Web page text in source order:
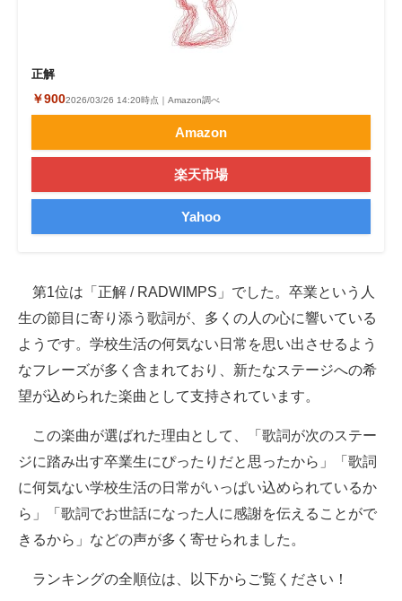
正解
￥9002026/03/26 14:20時点｜Amazon調べ
Amazon
楽天市場
Yahoo
第1位は「正解 / RADWIMPS」でした。卒業という人
生の節目に寄り添う歌詞が、多くの人の心に響いている
ようです。学校生活の何気ない日常を思い出させるよう
なフレーズが多く含まれており、新たなステージへの希
望が込められた楽曲として支持されています。
この楽曲が選ばれた理由として、「歌詞が次のステー
ジに踏み出す卒業生にぴったりだと思ったから」「歌詞
に何気ない学校生活の日常がいっぱい込められているか
ら」「歌詞でお世話になった人に感謝を伝えることがで
きるから」などの声が多く寄せられました。
ランキングの全順位は、以下からご覧ください！